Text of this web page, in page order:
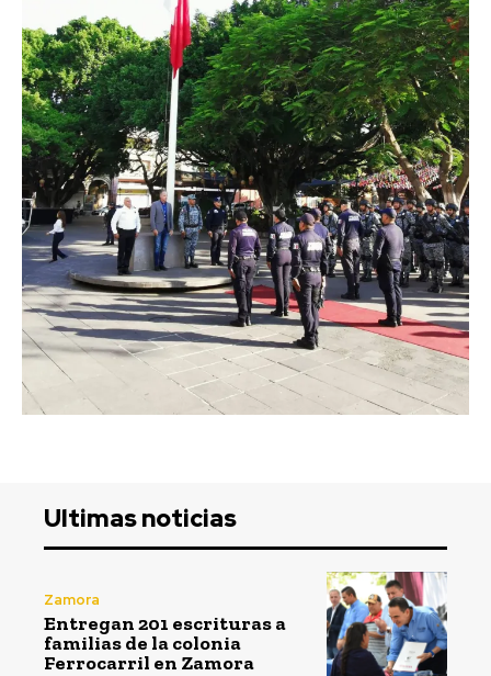
Ultimas noticias
Zamora
Entregan 201 escrituras a
familias de la colonia
Ferrocarril en Zamora